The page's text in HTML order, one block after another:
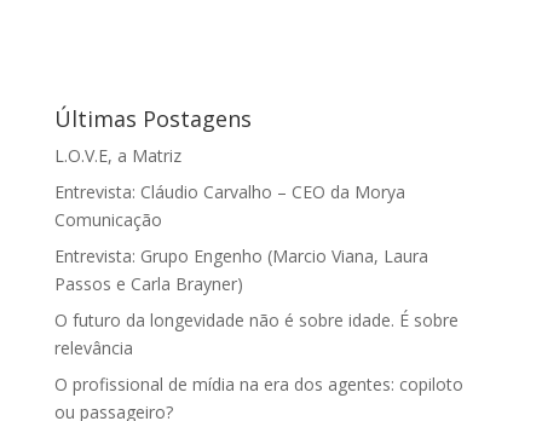
Últimas Postagens
L.O.V.E, a Matriz
Entrevista: Cláudio Carvalho – CEO da Morya
Comunicação
Entrevista: Grupo Engenho (Marcio Viana, Laura
Passos e Carla Brayner)
O futuro da longevidade não é sobre idade. É sobre
relevância
O profissional de mídia na era dos agentes: copiloto
ou passageiro?